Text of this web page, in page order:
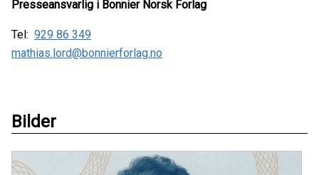
Presseansvarlig i Bonnier Norsk Forlag
Tel: 929 86 349
mathias.lord@bonnierforlag.no
Bilder